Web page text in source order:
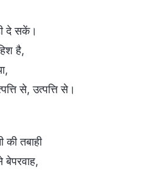
दे सकें।
है,
से, उत्पत्ति से।
तबाही